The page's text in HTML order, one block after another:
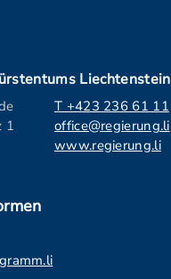
Liechtenstein
1
T +423 236 61 11
office@regierung.li
www.regierung.li